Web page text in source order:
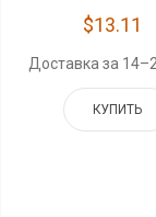
$13.11
Доставка за
КУПИТЬ